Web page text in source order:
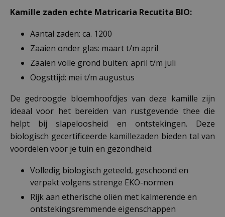
Kamille zaden echte Matricaria Recutita BIO:
Aantal zaden: ca. 1200
Zaaien onder glas: maart t/m april
Zaaien volle grond buiten: april t/m juli
Oogsttijd: mei t/m augustus
De gedroogde bloemhoofdjes van deze kamille zijn
ideaal voor het bereiden van rustgevende thee die
helpt bij slapeloosheid en ontstekingen. Deze
biologisch gecertificeerde kamillezaden bieden tal van
voordelen voor je tuin en gezondheid:
Volledig biologisch geteeld, geschoond en
verpakt volgens strenge EKO-normen
Rijk aan etherische oliën met kalmerende en
ontstekingsremmende eigenschappen